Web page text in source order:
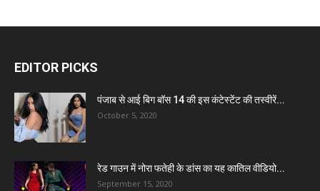
EDITOR PICKS
पंजाब से आई बिग बॉस 14 की इस कंटेस्टेंट की तस्वीरें...
October 5, 2020
रेड गाउन में नोरा फतेही के डांस का यह कातिल वीडियो...
September 15, 2020